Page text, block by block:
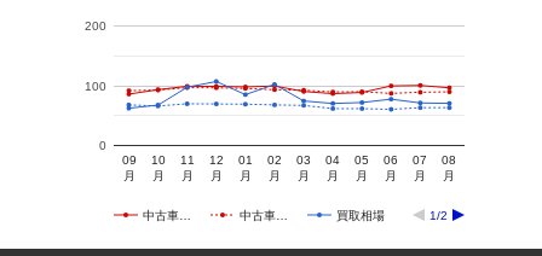
中古車… 中古車… 買取相場 1/2
09
月
10
月
11
月
12
月
01
月
02
月
03
月
04
月
05
月
06
月
07
月
08
月
0
100
200